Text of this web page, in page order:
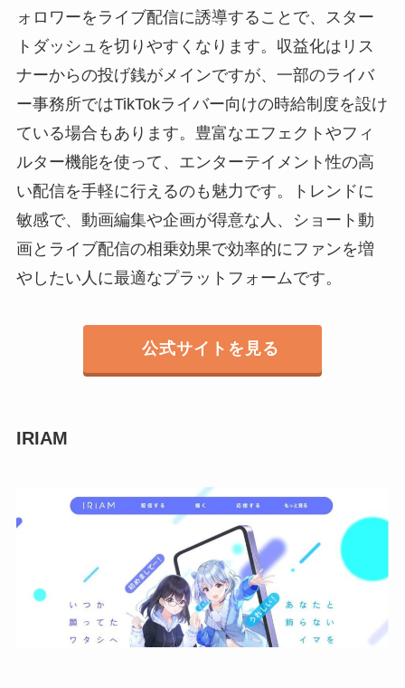
ォロワーをライブ配信に誘導することで、スター
トダッシュを切りやすくなります。収益化はリス
ナーからの投げ銭がメインですが、一部のライバ
ー事務所ではTikTokライバー向けの時給制度を設け
ている場合もあります。豊富なエフェクトやフィ
ルター機能を使って、エンターテイメント性の高
い配信を手軽に行えるのも魅力です。トレンドに
敏感で、動画編集や企画が得意な人、ショート動
画とライブ配信の相乗効果で効率的にファンを増
やしたい人に最適なプラットフォームです。
公式サイトを見る
IRIAM